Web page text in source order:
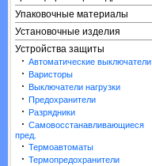
Упаковочные материалы
Установочные изделия
Устройства защиты
· Автоматические выключатели
· Варисторы
· Выключатели нагрузки
· Предохранители
· Разрядники
· Самовосстанавливающиеся
пред.
· Термоавтоматы
· Термопредохранители